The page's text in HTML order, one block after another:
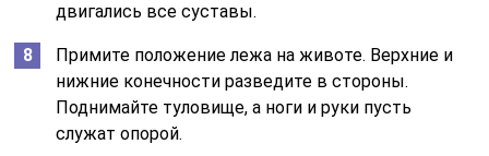
двигались все суставы.
Примите положение лежа на животе. Верхние и
нижние конечности разведите в стороны.
Поднимайте туловище, а ноги и руки пусть
служат опорой.